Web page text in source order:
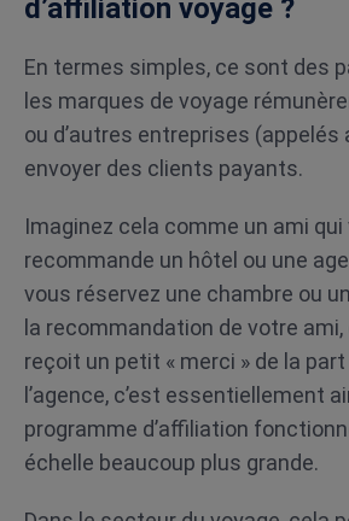
d’affiliation voyage ?
En termes simples, ce sont des
les marques de voyage
ou d’autres entreprises (appelés
envoyer des clients payants.
Imaginez cela comme un ami qui
recommande un hôtel ou une
vous réservez une chambre ou
la recommandation de votre
reçoit un petit « merci » de la part
l’agence, c’est essentiellement
programme d’affiliation
échelle beaucoup plus grande.